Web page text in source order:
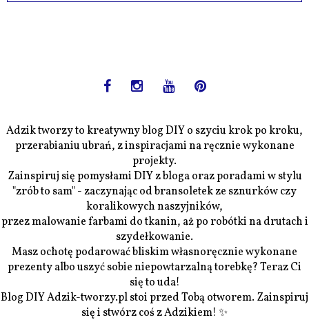
Adzik tworzy to kreatywny blog DIY o szyciu krok po kroku,
przerabianiu ubrań, z inspiracjami na ręcznie wykonane
projekty.
Zainspiruj się pomysłami DIY z bloga oraz poradami w stylu
"zrób to sam" - zaczynając od bransoletek ze sznurków czy
koralikowych naszyjników,
przez malowanie farbami do tkanin, aż po robótki na drutach i
szydełkowanie.
Masz ochotę podarować bliskim własnoręcznie wykonane
prezenty albo uszyć sobie niepowtarzalną torebkę? Teraz Ci
się to uda!
Blog DIY Adzik-tworzy.pl stoi przed Tobą otworem. Zainspiruj
się i stwórz coś z Adzikiem! ✨